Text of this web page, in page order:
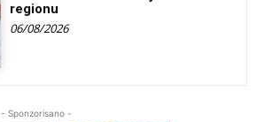
regionu
06/08/2026
- Sponzorisano -